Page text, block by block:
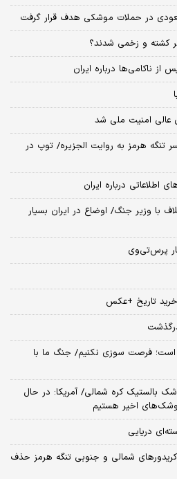
در حملات موشکی هدف قرار گرفت
کشته و زخمی شدند؟
ناکامی‌ها درباره ایران
امنیت ملی شد
تنگه هرمز به روایت الجزیره/ توپ در
اطلاعاتی درباره ایران
با وزیر جنگ/ اوضاع در ایران بسیار
پرس‌تی‌وی
خرید تاریخ +عکس
است؛ فرصت سوزی نکنیم/ جنگ ما با
بالستیک کره شمالی/ آمریکا: در حال
موشک‌های اخیر هستیم
دریایی
شمالی و جنوبی تنگه هرمز حذف